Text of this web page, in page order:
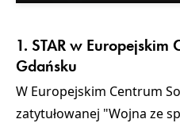
1. STAR w
Gdańsku
W Europejskim Centrum
zatytułowanej "Wojna ze